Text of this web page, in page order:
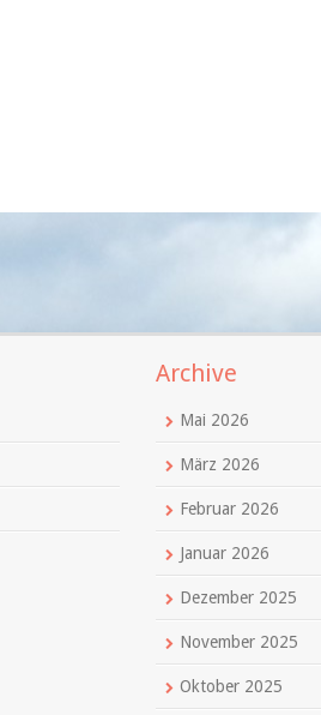
Archive
Mai 2026
März 2026
Februar 2026
Januar 2026
Dezember 2025
November 2025
Oktober 2025